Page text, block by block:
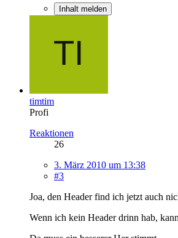
Inhalt melden
timtim
Profi
Reaktionen
26
3. März 2010 um 13:38
#3
Joa, den Header find ich jetzt auch
Wenn ich kein Header drinn hab,